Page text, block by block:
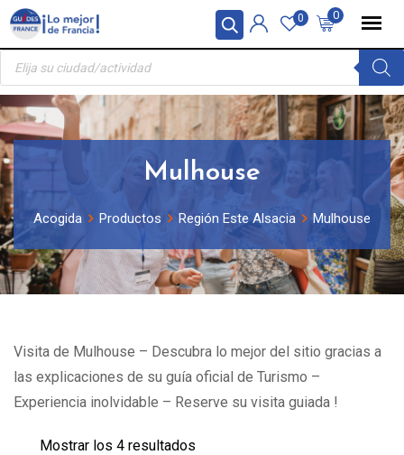
Panel de gestión de cookies
Skip
content
0
0
Búsqueda
productos
Mulhouse
Acogida Productos Región Este Alsacia Mulhouse
Visita de Mulhouse – Descubra lo mejor del sitio gracias a
las explicaciones de su guía oficial de Turismo –
Experiencia inolvidable – Reserve su visita guiada !
Mostrar los 4 resultados